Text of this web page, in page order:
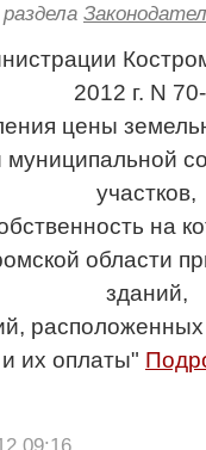
2012 г. N
цены
муниципальной
участков,
на
области
зданий,
и их оплаты"
09:16